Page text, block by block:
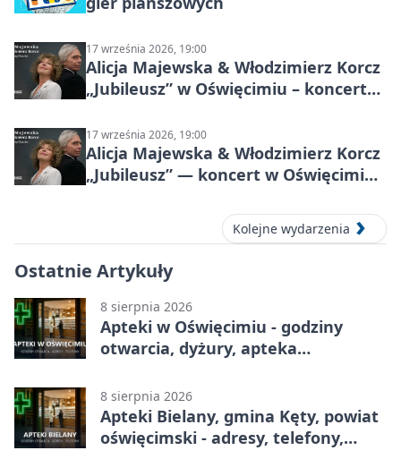
17 września 2026, 19:00
Alicja Majewska & Włodzimierz Korcz
„Jubileusz” w Oświęcimiu – koncert
17 września 2026, 19:00
Alicja Majewska & Włodzimierz Korcz
„Jubileusz” — koncert w Oświęcimiu,
Kolejne wydarzenia
Ostatnie Artykuły
8 sierpnia 2026
Apteki w Oświęcimiu - godziny
otwarcia, dyżury, apteka
8 sierpnia 2026
Apteki Bielany, gmina Kęty, powiat
oświęcimski - adresy, telefony,